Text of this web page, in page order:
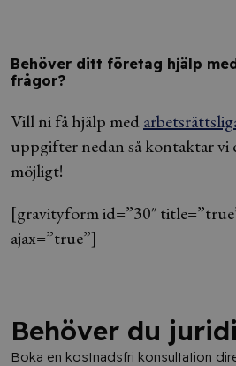
Behöver ditt företag hjälp
frågor?
Vill ni få hjälp med
uppgifter nedan så kontaktar vi
möjligt!
[gravityform id=”30″
ajax=”true”]
Behöver du
Boka en kostnadsfri konsultation